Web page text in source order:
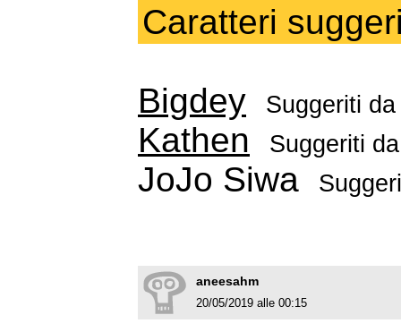
Caratteri
Bigdey Suggeriti
Kathen Suggeriti
JoJo Siwa
aneesahm
20/05/2019 alle 00:15